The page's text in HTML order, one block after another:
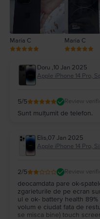
Maria C Maria C
Doru ,10 Jan 2025
Apple iPhone 14 Pro,
5/5 Review
Sunt mulțumit de telefon.
Elis,07 Jan 2025
Apple iPhone 14 Pro,
2/5 Review
deocamdata pare ok-
zgarieturile de pe ecran
ul e ok- battery health
volum e ciudat fata de
se misca bine) touch